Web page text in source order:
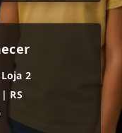
2
| RS